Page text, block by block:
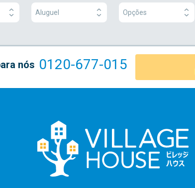
Aluguel Opções
nós 0120-677-015